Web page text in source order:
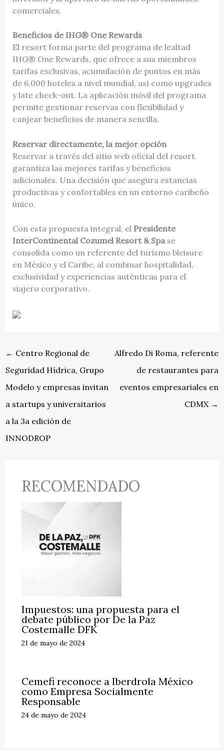
comerciales.
Beneficios de IHG® One Rewards
El resort forma parte del programa de lealtad
IHG® One Rewards, que ofrece a sus miembros
tarifas exclusivas, acumulación de puntos en más
de 6,000 hoteles a nivel mundial, así como upgrades
y late check-out. La aplicación móvil del programa
permite gestionar reservas con flexibilidad y
canjear beneficios de manera sencilla.
Reservar directamente, la mejor opción
Reservar a través del sitio web oficial del resort
garantiza las mejores tarifas y beneficios
adicionales. Una decisión que asegura estancias
productivas y confortables en un entorno caribeño
único.
Con esta propuesta integral, el Presidente
InterContinental Cozumel Resort & Spase
consolida como un referente del turismo bleisure
en México y el Caribe, al combinar hospitalidad,
exclusividad y experiencias auténticas para el
viajero corporativo.
← Centro Regional de
Seguridad Hídrica, Grupo
Modelo y empresas invitan
a startups y universitarios
a la 3a edición de
INNODROP
Alfredo Di Roma, referente
de restaurantes para
eventos empresariales en
CDMX →
RECOMENDADO
Impuestos: una propuesta para el
debate público por De la Paz
Costemalle DFK
21 de mayo de 2024
Cemefi reconoce a Iberdrola México
como Empresa Socialmente
Responsable
24 de mayo de 2024